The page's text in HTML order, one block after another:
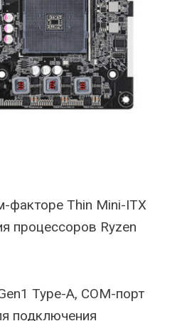
факторе Thin Mini-ITX
процессоров Ryzen
Type-A, COM-порт
подключения